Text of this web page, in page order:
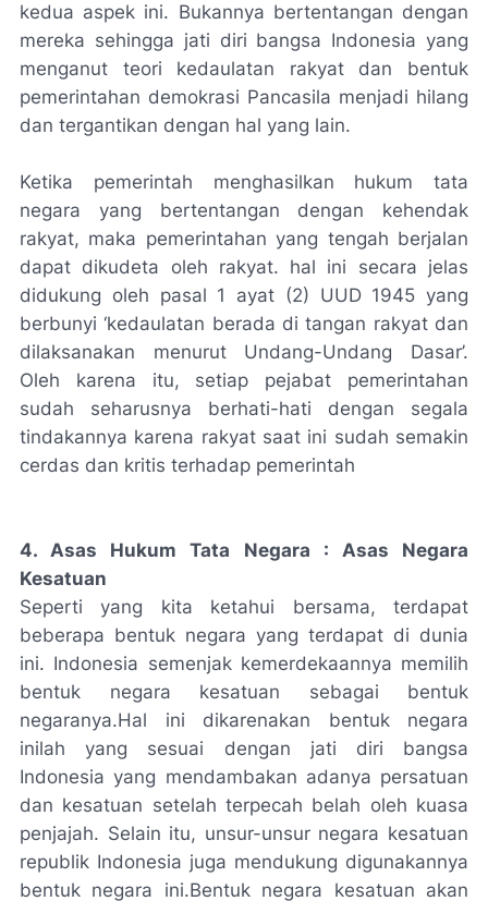
kedua aspek ini. Bukannya bertentangan dengan
mereka sehingga jati diri bangsa Indonesia yang
menganut teori kedaulatan rakyat dan bentuk
pemerintahan demokrasi Pancasila menjadi hilang
dan tergantikan dengan hal yang lain.
Ketika pemerintah menghasilkan hukum tata
negara yang bertentangan dengan kehendak
rakyat, maka pemerintahan yang tengah berjalan
dapat dikudeta oleh rakyat. hal ini secara jelas
didukung oleh pasal 1 ayat (2) UUD 1945 yang
berbunyi ‘kedaulatan berada di tangan rakyat dan
dilaksanakan menurut Undang-Undang Dasar’.
Oleh karena itu, setiap pejabat pemerintahan
sudah seharusnya berhati-hati dengan segala
tindakannya karena rakyat saat ini sudah semakin
cerdas dan kritis terhadap pemerintah
4. Asas Hukum Tata Negara : Asas Negara
Kesatuan
Seperti yang kita ketahui bersama, terdapat
beberapa bentuk negara yang terdapat di dunia
ini. Indonesia semenjak kemerdekaannya memilih
bentuk negara kesatuan sebagai bentuk
negaranya.Hal ini dikarenakan bentuk negara
inilah yang sesuai dengan jati diri bangsa
Indonesia yang mendambakan adanya persatuan
dan kesatuan setelah terpecah belah oleh kuasa
penjajah. Selain itu, unsur-unsur negara kesatuan
republik Indonesia juga mendukung digunakannya
bentuk negara ini.Bentuk negara kesatuan akan